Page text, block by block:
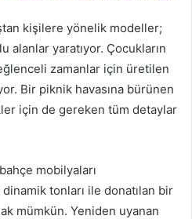
kişilere yönelik modeller;
alanlar yaratıyor. Çocukların
zamanlar için üretilen
Bir piknik havasına bürünen
için de gereken tüm detaylar
mobilyaları
tonları ile donatılan bir
mümkün. Yeniden uyanan